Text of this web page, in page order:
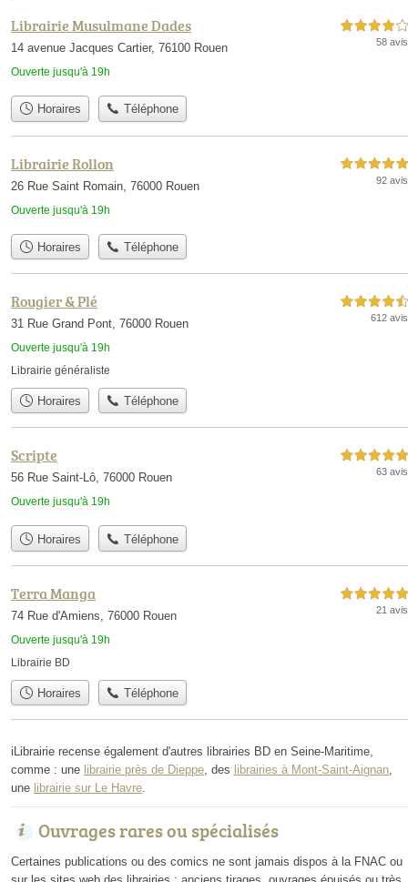
Librairie Musulmane Dades
14 avenue Jacques Cartier, 76100 Rouen
Ouverte jusqu'à 19h
4,0 étoiles sur 5
58 avis
Horaires Téléphone
Librairie Rollon
26 Rue Saint Romain, 76000 Rouen
Ouverte jusqu'à 19h
5,0 étoiles sur 5
92 avis
Horaires Téléphone
Rougier & Plé
31 Rue Grand Pont, 76000 Rouen
Ouverte jusqu'à 19h
4,5 étoiles sur 5
612 avis
Librairie généraliste
Horaires Téléphone
Scripte
56 Rue Saint-Lô, 76000 Rouen
Ouverte jusqu'à 19h
5,0 étoiles sur 5
63 avis
Horaires Téléphone
Terra Manga
74 Rue d'Amiens, 76000 Rouen
Ouverte jusqu'à 19h
5,0 étoiles sur 5
21 avis
Librairie BD
Horaires Téléphone
iLibrairie recense également d'autres librairies BD en Seine-Maritime,
comme : une librairie près de Dieppe, des librairies à Mont-Saint-Aignan,
une librairie sur Le Havre.
Ouvrages rares ou spécialisés
Certaines publications ou des comics ne sont jamais dispos à la FNAC ou